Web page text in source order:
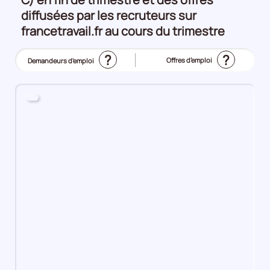
diffusées par les recruteurs sur
francetravail.fr au cours du trimestre
Demandeurs d'emploi
(Affichage ? Offres d’emploi ?